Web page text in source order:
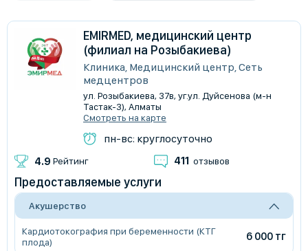
EMIRMED, медицинский центр
(филиал на Розыбакиева)
Клиника, Медицинский центр, Сеть
медцентров
​ул. Розыбакиева, 37в, уг.ул. Дуйсенова (м-н
Тастак-3), Алматы
Смотреть на карте
пн-вс: круглосуточно
4.9 Рейтинг 411 отзывов
Предоставляемые услуги
Акушерство
Кардиотокография при беременности (КТГ
плода)
6 000 тг